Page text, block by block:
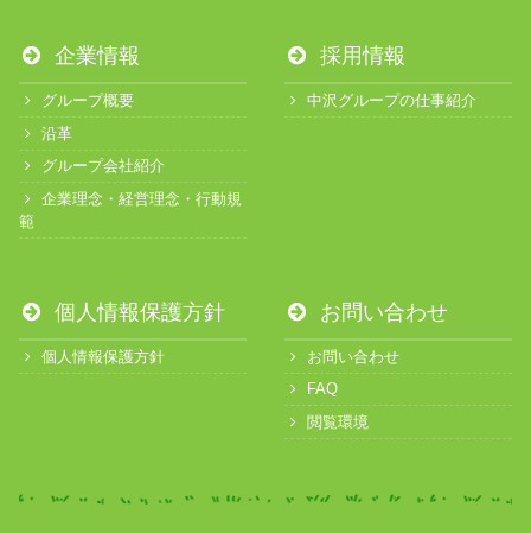
企業情報
グループ概要
沿革
グループ会社紹介
企業理念・経営理念・行動規
範
採用情報
中沢グループの仕事紹介
個人情報保護方針
個人情報保護方針
お問い合わせ
お問い合わせ
FAQ
閲覧環境